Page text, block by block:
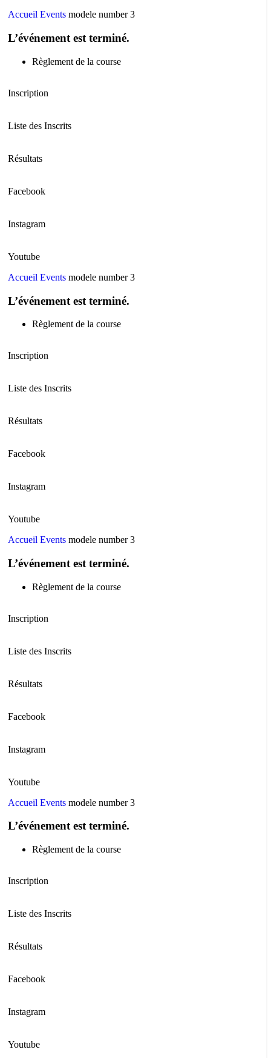
Accueil Events modele number 3
L’événement est terminé.
Règlement de la course
Inscription
Liste des Inscrits
Résultats
Facebook
Instagram
Youtube
Accueil Events modele number 3
L’événement est terminé.
Règlement de la course
Inscription
Liste des Inscrits
Résultats
Facebook
Instagram
Youtube
Accueil Events modele number 3
L’événement est terminé.
Règlement de la course
Inscription
Liste des Inscrits
Résultats
Facebook
Instagram
Youtube
Accueil Events modele number 3
L’événement est terminé.
Règlement de la course
Inscription
Liste des Inscrits
Résultats
Facebook
Instagram
Youtube